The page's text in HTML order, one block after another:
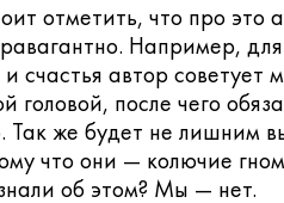
отметить, что про это
Например,
счастья автор советует
головой, после чего
Так же будет не лишним
что они — колючие
об этом? Мы — нет.